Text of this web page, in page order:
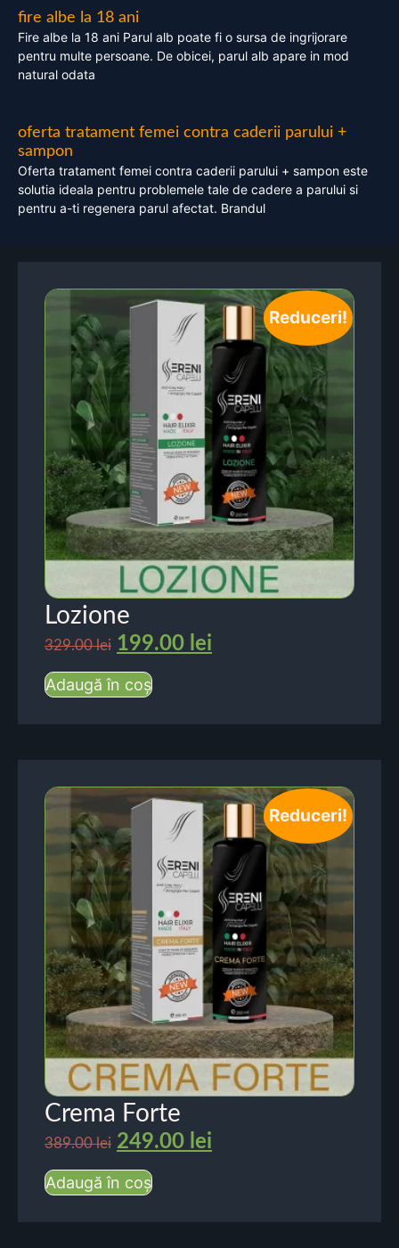
fire albe la 18 ani
Fire albe la 18 ani Parul alb poate fi o sursa de ingrijorare
pentru multe persoane. De obicei, parul alb apare in mod
natural odata
oferta tratament femei contra caderii parului +
sampon
Oferta tratament femei contra caderii parului + sampon este
solutia ideala pentru problemele tale de cadere a parului si
pentru a-ti regenera parul afectat. Brandul
Reduceri!
Lozione
329.00lei 199.00 lei
Adaugă în coș
Reduceri!
Crema Forte
389.00lei 249.00 lei
Adaugă în coș